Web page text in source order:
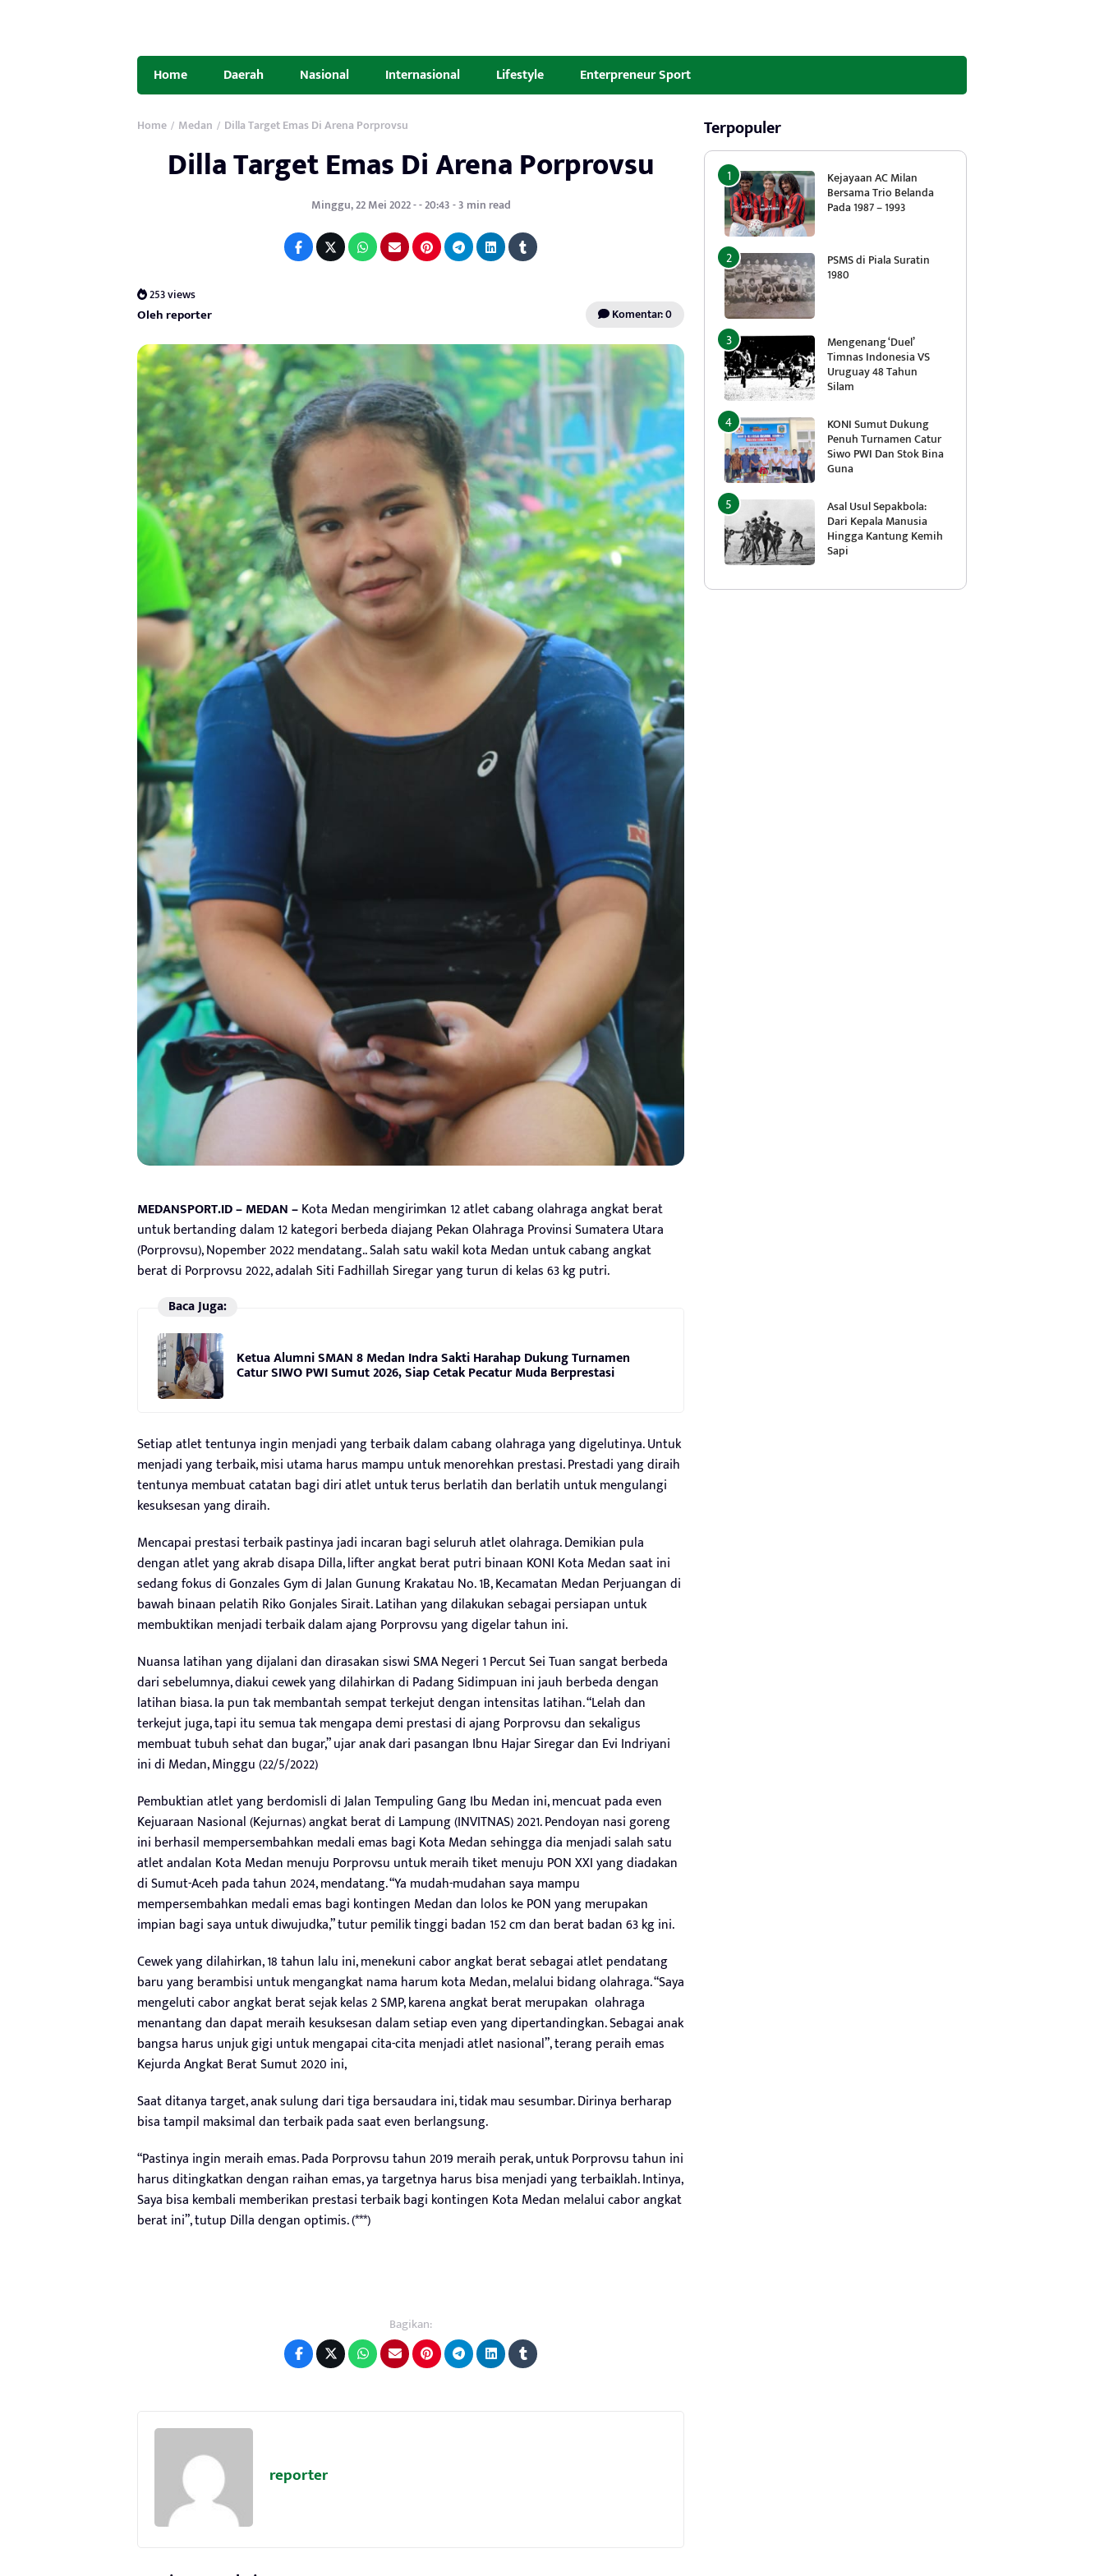
Home Daerah Nasional Internasional Lifestyle Enterpreneur Sport
Home / Medan / Dilla Target Emas Di Arena Porprovsu
Dilla Target Emas Di Arena Porprovsu
Minggu, 22 Mei 2022 - - 20:43 - 3 min read
253 views
Oleh reporter Komentar: 0
MEDANSPORT.ID – MEDAN –Kota Medan mengirimkan 12 atlet cabang olahraga angkat berat
untuk bertanding dalam 12 kategori berbeda diajang Pekan Olahraga Provinsi Sumatera Utara
(Porprovsu), Nopember 2022 mendatang.. Salah satu wakil kota Medan untuk cabang angkat
berat di Porprovsu 2022, adalah Siti Fadhillah Siregar yang turun di kelas 63 kg putri.
Baca Juga:
Ketua Alumni SMAN 8 Medan Indra Sakti Harahap Dukung Turnamen
Catur SIWO PWI Sumut 2026, Siap Cetak Pecatur Muda Berprestasi
Setiap atlet tentunya ingin menjadi yang terbaik dalam cabang olahraga yang digelutinya. Untuk
menjadi yang terbaik, misi utama harus mampu untuk menorehkan prestasi. Prestadi yang diraih
tentunya membuat catatan bagi diri atlet untuk terus berlatih dan berlatih untuk mengulangi
kesuksesan yang diraih.
Mencapai prestasi terbaik pastinya jadi incaran bagi seluruh atlet olahraga. Demikian pula
dengan atlet yang akrab disapa Dilla, lifter angkat berat putri binaan KONI Kota Medan saat ini
sedang fokus di Gonzales Gym di Jalan Gunung Krakatau No. 1B, Kecamatan Medan Perjuangan di
bawah binaan pelatih Riko Gonjales Sirait. Latihan yang dilakukan sebagai persiapan untuk
membuktikan menjadi terbaik dalam ajang Porprovsu yang digelar tahun ini.
Nuansa latihan yang dijalani dan dirasakan siswi SMA Negeri 1 Percut Sei Tuan sangat berbeda
dari sebelumnya, diakui cewek yang dilahirkan di Padang Sidimpuan ini jauh berbeda dengan
latihan biasa. Ia pun tak membantah sempat terkejut dengan intensitas latihan. “Lelah dan
terkejut juga, tapi itu semua tak mengapa demi prestasi di ajang Porprovsu dan sekaligus
membuat tubuh sehat dan bugar,” ujar anak dari pasangan Ibnu Hajar Siregar dan Evi Indriyani
ini di Medan, Minggu (22/5/2022)
Pembuktian atlet yang berdomisli di Jalan Tempuling Gang Ibu Medan ini, mencuat pada even
Kejuaraan Nasional (Kejurnas) angkat berat di Lampung (INVITNAS) 2021. Pendoyan nasi goreng
ini berhasil mempersembahkan medali emas bagi Kota Medan sehingga dia menjadi salah satu
atlet andalan Kota Medan menuju Porprovsu untuk meraih tiket menuju PON XXI yang diadakan
di Sumut-Aceh pada tahun 2024, mendatang. “Ya mudah-mudahan saya mampu
mempersembahkan medali emas bagi kontingen Medan dan lolos ke PON yang merupakan
impian bagi saya untuk diwujudka,” tutur pemilik tinggi badan 152 cm dan berat badan 63 kg ini.
Cewek yang dilahirkan, 18 tahun lalu ini, menekuni cabor angkat berat sebagai atlet pendatang
baru yang berambisi untuk mengangkat nama harum kota Medan, melalui bidang olahraga. “Saya
mengeluti cabor angkat berat sejak kelas 2 SMP, karena angkat berat merupakan olahraga
menantang dan dapat meraih kesuksesan dalam setiap even yang dipertandingkan. Sebagai anak
bangsa harus unjuk gigi untuk mengapai cita-cita menjadi atlet nasional”, terang peraih emas
Kejurda Angkat Berat Sumut 2020 ini,
Saat ditanya target, anak sulung dari tiga bersaudara ini, tidak mau sesumbar. Dirinya berharap
bisa tampil maksimal dan terbaik pada saat even berlangsung.
“Pastinya ingin meraih emas. Pada Porprovsu tahun 2019 meraih perak, untuk Porprovsu tahun ini
harus ditingkatkan dengan raihan emas, ya targetnya harus bisa menjadi yang terbaiklah. Intinya,
Saya bisa kembali memberikan prestasi terbaik bagi kontingen Kota Medan melalui cabor angkat
berat ini”, tutup Dilla dengan optimis. (***)
Bagikan:
reporter
Terpopuler
Kejayaan AC Milan
Bersama Trio Belanda
Pada 1987 – 1993
PSMS di Piala Suratin
1980
Mengenang ‘Duel’
Timnas Indonesia VS
Uruguay 48 Tahun
Silam
KONI Sumut Dukung
Penuh Turnamen Catur
Siwo PWI Dan Stok Bina
Guna
Asal Usul Sepakbola:
Dari Kepala Manusia
Hingga Kantung Kemih
Sapi